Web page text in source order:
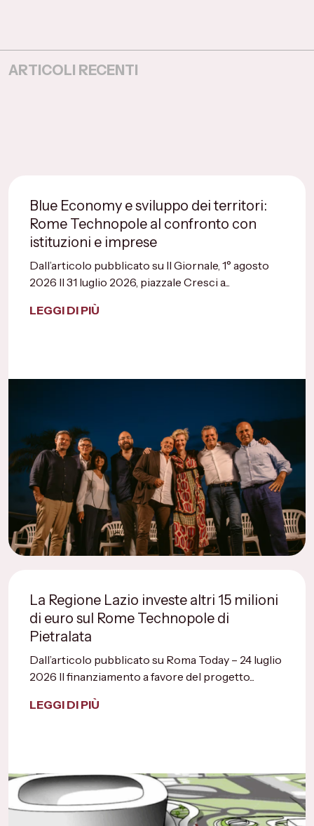
ARTICOLI RECENTI
Blue Economy e sviluppo dei territori:
Rome Technopole al confronto con
istituzioni e imprese
Dall’articolo pubblicato su Il Giornale, 1° agosto
2026 Il 31 luglio 2026, piazzale Cresci a...
LEGGI DI PIÙ
La Regione Lazio investe altri 15 milioni
di euro sul Rome Technopole di
Pietralata
Dall’articolo pubblicato su Roma Today – 24 luglio
2026 Il finanziamento a favore del progetto...
LEGGI DI PIÙ